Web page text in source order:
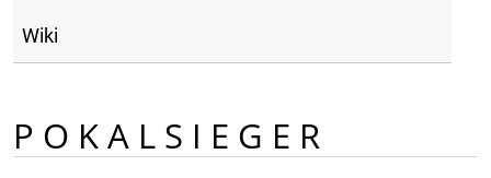
Wiki
P O K A L S I E G E R